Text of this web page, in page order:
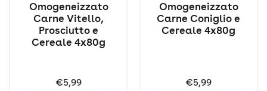
Omogeneizzato
Carne Vitello,
Prosciutto e
Cereale 4x80g
Prezzo:
€5,99
Omogeneizzato
Carne Coniglio e
Cereale 4x80g
Prezzo:
€5,99